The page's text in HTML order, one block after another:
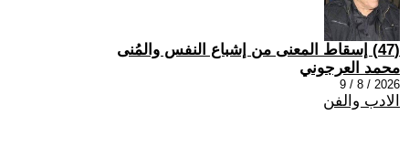
(47) إسقاط المعنى من إشباع النفس والمُنى
محمد العرجوني
2026 / 8 / 9
الادب والفن